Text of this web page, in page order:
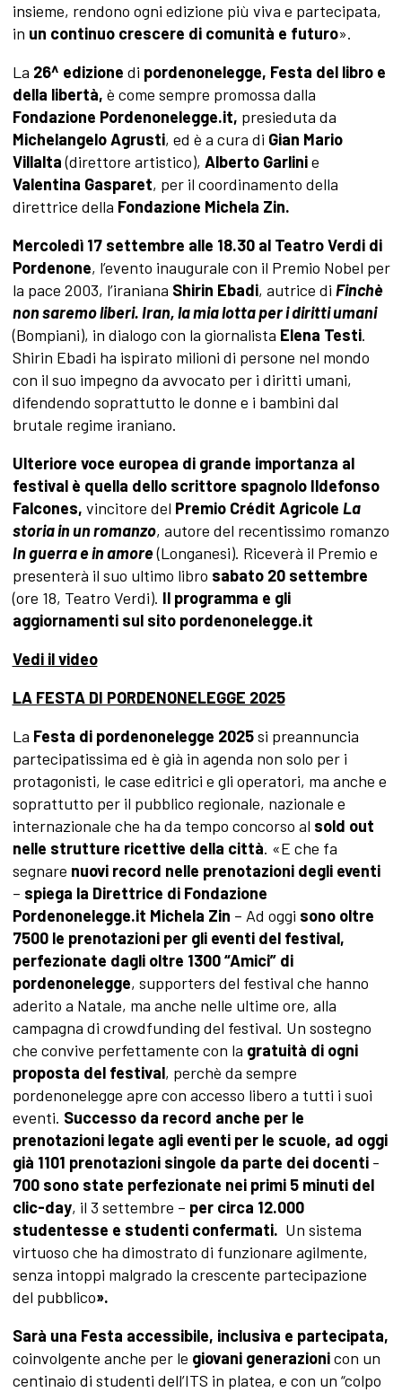
insieme, rendono ogni edizione più viva e partecipata,
in un continuo crescere di comunità e futuro».
La 26^ edizione di pordenonelegge, Festa del libro e
della libertà, è come sempre promossa dalla
Fondazione Pordenonelegge.it, presieduta da
Michelangelo Agrusti, ed è a cura di Gian Mario
Villalta(direttore artistico), Alberto Garlinie
Valentina Gasparet, per il coordinamento della
direttrice della Fondazione Michela Zin.
Mercoledì 17 settembre alle 18.30 al Teatro Verdi di
Pordenone, l’evento inaugurale con il Premio Nobel per
la pace 2003, l’iraniana Shirin Ebadi, autrice di Finchè
non saremo liberi. Iran, la mia lotta per i diritti umani
(Bompiani), in dialogo con la giornalista Elena Testi.
Shirin Ebadi ha ispirato milioni di persone nel mondo
con il suo impegno da avvocato per i diritti umani,
difendendo soprattutto le donne e i bambini dal
brutale regime iraniano.
Ulteriore voce europea di grande importanza al
festival è quella dello scrittore spagnolo Ildefonso
Falcones, vincitore del Premio Crédit Agricole La
storia in un romanzo, autore del recentissimo romanzo
In guerra e in amore(Longanesi). Riceverà il Premio e
presenterà il suo ultimo libro sabato 20 settembre
(ore 18, Teatro Verdi). Il programma e gli
aggiornamenti sul sito pordenonelegge.it
Vedi il video
LA FESTA DI PORDENONELEGGE 2025
La Festa di pordenonelegge 2025si preannuncia
partecipatissima ed è già in agenda non solo per i
protagonisti, le case editrici e gli operatori, ma anche e
soprattutto per il pubblico regionale, nazionale e
internazionale che ha da tempo concorso al sold out
nelle strutture ricettive della città. «E che fa
segnare nuovi record nelle prenotazioni degli eventi
– spiega la Direttrice di Fondazione
Pordenonelegge.it Michela Zin – Ad oggi sono oltre
7500 le prenotazioni per gli eventi del festival,
perfezionate dagli oltre 1300 “Amici” di
pordenonelegge, supporters del festival che hanno
aderito a Natale, ma anche nelle ultime ore, alla
campagna di crowdfunding del festival. Un sostegno
che convive perfettamente con la gratuità di ogni
proposta del festival, perchè da sempre
pordenonelegge apre con accesso libero a tutti i suoi
eventi. Successo da record anche per le
prenotazioni legate agli eventi per le scuole, ad oggi
già 1101 prenotazioni singole da parte dei docenti-
700 sono state perfezionate nei primi 5 minuti del
clic-day, il 3 settembre – per circa 12.000
studentesse e studenti confermati. Un sistema
virtuoso che ha dimostrato di funzionare agilmente,
senza intoppi malgrado la crescente partecipazione
del pubblico».
Sarà una Festa accessibile, inclusiva e partecipata,
coinvolgente anche per le giovani generazionicon un
centinaio di studenti dell’ITS in platea, e con un “colpo